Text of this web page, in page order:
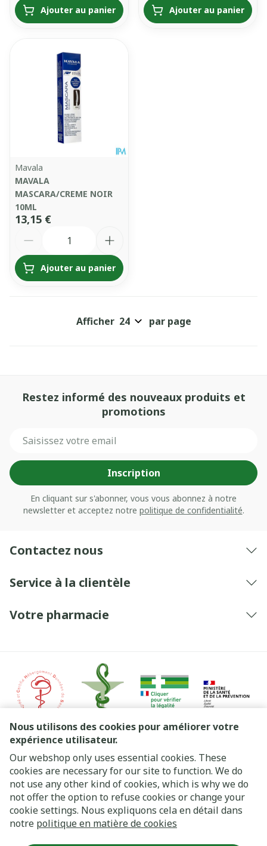
Nous utilisons des cookies pour améliorer votre
expérience utilisateur.
Our webshop only uses essential cookies. These
cookies are necessary for our site to function. We do
not use any other kind of cookies, which is why we do
not offer the option to refuse cookies or change your
cookie settings. Nous expliquons cela en détail dans
notre politique en matière de cookies
Ajouter au panier Ajouter au panier
Mavala
MAVALA
MASCARA/CREME NOIR
10ML
13,15 €
Ajouter au panier
Afficher par page
Restez informé des nouveaux produits et
promotions
Inscription
En cliquant sur s'abonner, vous vous abonnez à notre
newsletter et acceptez notre politique de confidentialité.
Contactez nous
Service à la clientèle
Votre pharmacie
Liens légaux